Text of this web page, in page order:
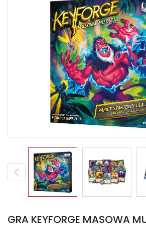
GRA KEYFORGE MASOWA